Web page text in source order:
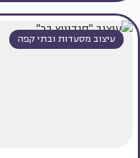
עיצוב מסעדות ובתי קפה